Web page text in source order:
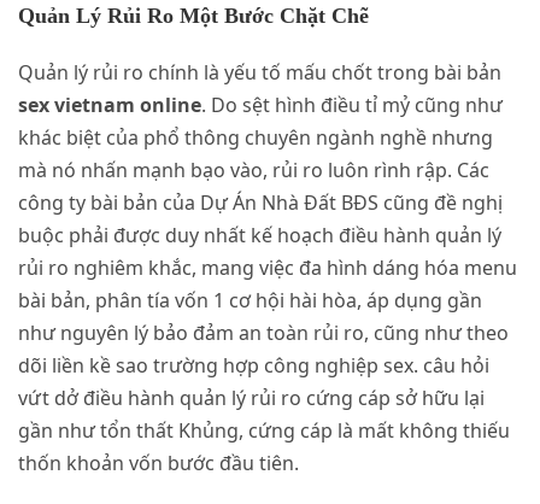
Quản Lý Rủi Ro Một Bước Chặt Chẽ
Quản lý rủi ro chính là yếu tố mấu chốt trong bài bản
sex vietnam online. Do sệt hình điều tỉ mỷ cũng như
khác biệt của phổ thông chuyên ngành nghề nhưng
mà nó nhấn mạnh bạo vào, rủi ro luôn rình rập. Các
công ty bài bản của Dự Án Nhà Đất BĐS cũng đề nghị
buộc phải được duy nhất kế hoạch điều hành quản lý
rủi ro nghiêm khắc, mang việc đa hình dáng hóa menu
bài bản, phân tía vốn 1 cơ hội hài hòa, áp dụng gần
như nguyên lý bảo đảm an toàn rủi ro, cũng như theo
dõi liền kề sao trường hợp công nghiệp sex. câu hỏi
vứt dở điều hành quản lý rủi ro cứng cáp sở hữu lại
gần như tổn thất Khủng, cứng cáp là mất không thiếu
thốn khoản vốn bước đầu tiên.